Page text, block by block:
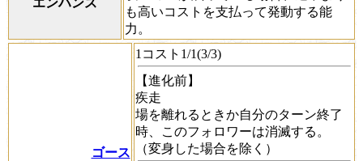
も高いコストを支払って発動する能
力。
ゴース
1コスト1/1(3/3)
【進化前】
疾走
場を離れるときか自分のターン終了
時、このフォロワーは消滅する。
（変身した場合を除く）